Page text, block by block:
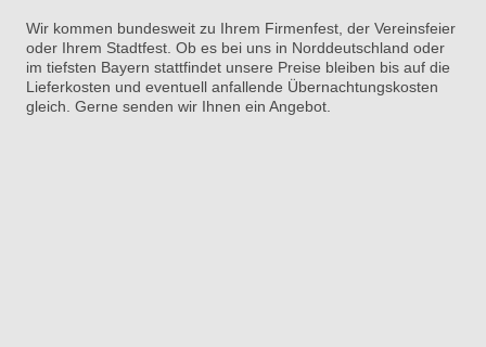
Wir kommen bundesweit zu Ihrem Firmenfest, der Vereinsfeier
oder Ihrem Stadtfest. Ob es bei uns in Norddeutschland oder
im tiefsten Bayern stattfindet unsere Preise bleiben bis auf die
Lieferkosten und eventuell anfallende Übernachtungskosten
gleich. Gerne senden wir Ihnen ein Angebot.